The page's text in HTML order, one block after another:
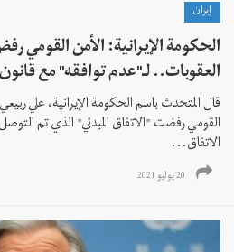
إيران
الحكومة الإيرانية: الأمن القومي
العقوبات.. لـ"عدم توافقه" مع قانون
قال المتحدث باسم الحكومة الإيرانية، علي
القومي رفضت "الاتفاق المبدئي" الذي تم
الاتفاق...
20 يوليو 2021